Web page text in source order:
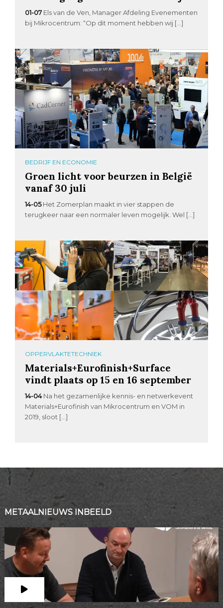
01-07 Els van de Ven, Manager Afdeling Evenementen
bij Mikrocentrum: “Op dit moment hebben wij […]
BEDRIJF EN ECONOMIE
Groen licht voor beurzen in België
vanaf 30 juli
14-05 Het Zomerplan maakt in vier stappen de
terugkeer naar een normaler leven mogelijk. Wel […]
OPPERVLAKTETECHNIEK
Materials+Eurofinish+Surface
vindt plaats op 15 en 16 september
14-04 Na het gezamenlijke kennis- en netwerkevent
Materials+Eurofinish van Mikrocentrum en VOM in
2019, sloot […]
METAALNIEUWS INBEELD